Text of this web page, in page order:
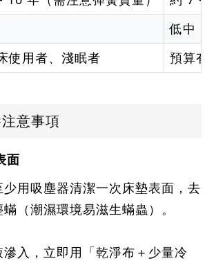
低中
使用者、淺眠者 預算
意事項
面
用吸塵器清潔一次床墊表面，去
（潮濕環境易滋生蟎蟲）。
入，立即用「乾淨布＋少量冷